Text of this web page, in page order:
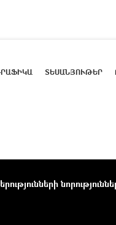
ՏԵՍԱՆՅՈՒԹԵՐ